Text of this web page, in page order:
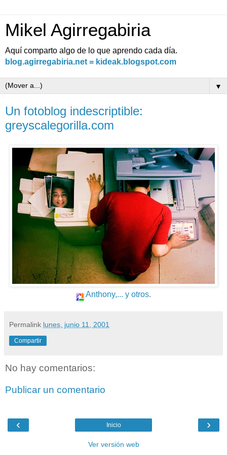
Mikel Agirregabiria
Aquí comparto algo de lo que aprendo cada día.
blog.agirregabiria.net = kideak.blogspot.com
▼
Un fotoblog indescriptible:
greyscalegorilla.com
Anthony,... y otros.
Permalink lunes, junio 11, 2001
Compartir
No hay comentarios:
Publicar un comentario
‹ ›
Inicio
Ver versión web